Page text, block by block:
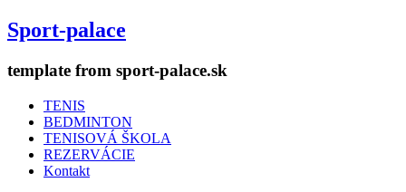
Sport-palace
template from sport-palace.sk
TENIS
BEDMINTON
TENISOVÁ ŠKOLA
REZERVÁCIE
Kontakt